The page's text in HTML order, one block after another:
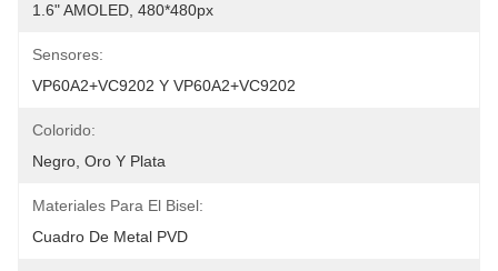
1.6" AMOLED, 480*480px
Sensores:
VP60A2+VC9202 Y VP60A2+VC9202
Colorido:
Negro, Oro Y Plata
Materiales Para El Bisel:
Cuadro De Metal PVD